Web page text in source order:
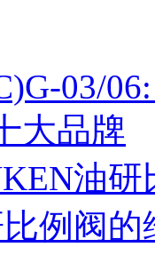
03/
大品牌
油
例阀的